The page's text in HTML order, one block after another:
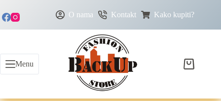
O nama Kontakt Kako kupiti?
Menu